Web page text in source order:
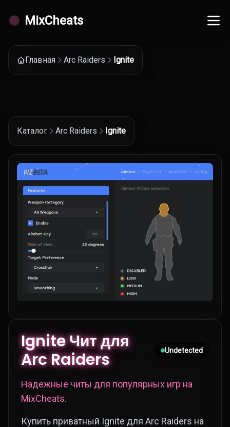
MixCheats
Главная Arc Raiders Ignite
Каталог Arc Raiders Ignite
Ignite Чит для
Arc Raiders
Undetected
Надежные читы для популярных игр на
MixCheats.
Купить приватный Ignite для Arc Raiders на